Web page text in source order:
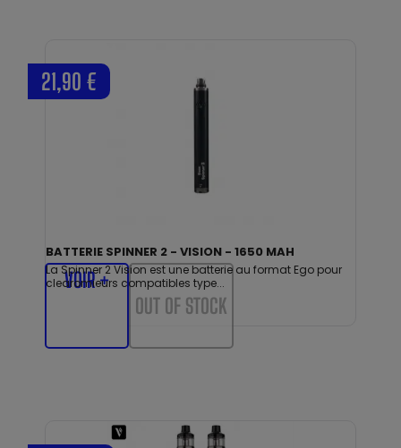
BATTERIE SPINNER 2 - VISION - 1650 MAH
La Spinner 2 Vision est une batterie au format Ego pour
clearomieurs compatibles type...
21,90 €
VOIR +
OUT OF STOCK